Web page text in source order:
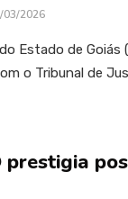
03/2026
Estado de
o Tribunal de
prestigia